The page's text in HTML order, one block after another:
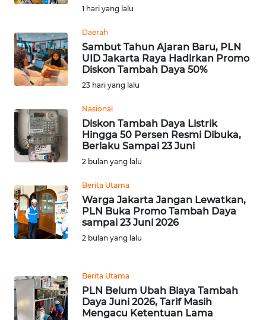
1 hari yang lalu
Daerah
Sambut Tahun Ajaran Baru, PLN
UID Jakarta Raya Hadirkan Promo
Diskon Tambah Daya 50%
23 hari yang lalu
Nasional
Diskon Tambah Daya Listrik
Hingga 50 Persen Resmi Dibuka,
Berlaku Sampai 23 Juni
2 bulan yang lalu
Berita Utama
Warga Jakarta Jangan Lewatkan,
PLN Buka Promo Tambah Daya
sampai 23 Juni 2026
2 bulan yang lalu
Berita Utama
PLN Belum Ubah Biaya Tambah
Daya Juni 2026, Tarif Masih
Mengacu Ketentuan Lama
BERITA
KONTAK
KAMI
INFO
IKLAN
TENTANG
KAMI
PEDOMAN
MEDIA
SIBER
KARIR
DISCLAIMER